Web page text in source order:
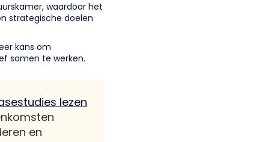
waardoor het
strategische doelen
kans om
samen te werken.
lezen
en